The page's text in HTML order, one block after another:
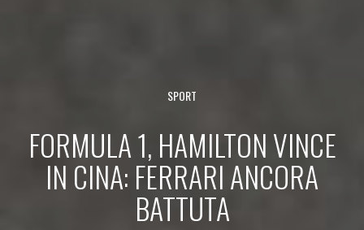
SPORT
FORMULA 1, HAMILTON VINCE
IN CINA: FERRARI ANCORA
BATTUTA